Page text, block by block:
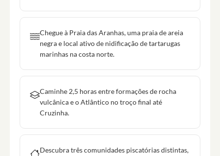
Chegue à Praia das Aranhas, uma praia de areia
negra e local ativo de nidificação de tartarugas
marinhas na costa norte.
Caminhe 2,5 horas entre formações de rocha
vulcânica e o Atlântico no troço final até
Cruzinha.
Descubra três comunidades piscatórias distintas,